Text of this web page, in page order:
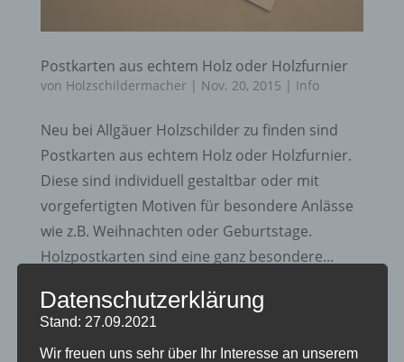
Postkarten aus echtem Holz oder Holzfurnier
von Holzschildermacher | Nov. 20, 2015 | Info
Neu bei Allgäuer Holzschilder zu finden sind
Postkarten aus echtem Holz oder Holzfurnier.
Diese sind individuell gestaltbar oder mit
vorgefertigten Motiven für besondere Anlässe
wie z.B. Weihnachten oder Geburtstage.
Holzpostkarten sind eine ganz besondere...
Allgäuer Holzschilder
Datenschutzerklärung
Stand: 27.09.2021
Wir freuen uns sehr über Ihr Interesse an unserem